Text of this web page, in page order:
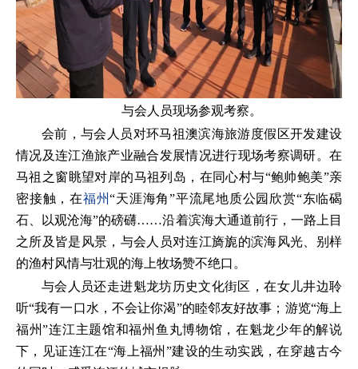
与会人员现场参观考察。
会前，与会人员对环马祖澳滨海旅游度假区开发建设
情况及连江渔旅产业融合发展情况进行现场考察调研。在
马祖之窗眺望对岸的马祖列岛，在同心村与“鲍帅鲍美”亲
密接触，在福州“天涯海角”平流尾地质公园欣赏“东临碣
石、以观沧海”的磅礴……沿着滨海大通道前行，一路上目
之所及皆是风景，与会人员对连江旖旎的滨海风光、别样
的渔村风情与壮观的海上牧场赞不绝口。
与会人员还走进魁龙坊历史文化街区，在女儿井边聆
听“我有一口水，不会让你渴”的睦邻友好故事；游览“海上
福州”连江主题馆和福州鱼丸博物馆，在魁龙少年的解说
下，见证连江在“海上福州”建设的生动实践，在穿越古今